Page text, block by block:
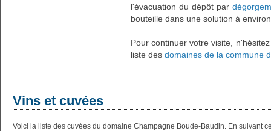
l'évacuation du dépôt par
bouteille dans une solution à
Pour continuer votre visite,
liste des domaines de la commune
Vins et cuvées
Voici la liste des cuvées du domaine Champagne Boude-Baudin. En suivant